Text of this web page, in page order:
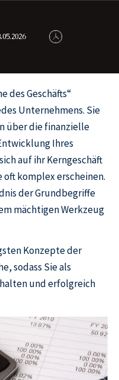
des Geschäfts“
Unternehmens. Sie
über die finanzielle
Ihres
auf ihr Kerngeschäft
komplex erscheinen.
der Grundbegriffe
mächtigen Werkzeug
Konzepte der
sodass Sie als
und erfolgreich